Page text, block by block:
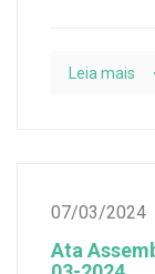
Leia mais
07/03/2024
Ata